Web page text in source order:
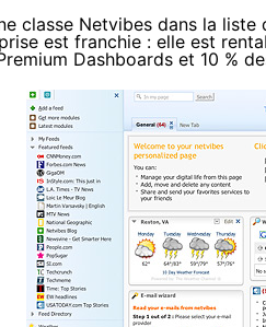
classe Netvibes dans la liste
est franchie : elle est
Dashboards et 10 %